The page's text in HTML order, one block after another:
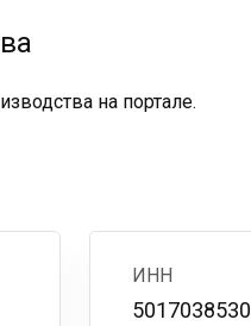
на портале.
ИНН
5017038530